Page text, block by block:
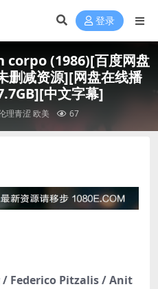
登录
corpo (1986)[百度网盘
删减资源][网盘在线播
中文字幕]
理青涩 欧美 67
/ Federico Pitzalis / Anit